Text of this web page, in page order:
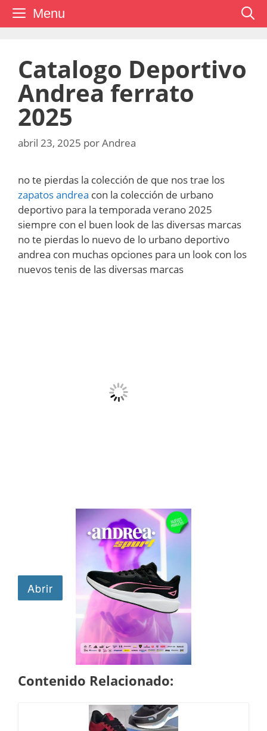
Saltar Menu
Catalogo Deportivo
Andrea ferrato
2025
abril 23, 2025 porAndrea
no te pierdas la colección de que nos trae los
zapatos andrea con la colección de urbano
deportivo para la temporada verano 2025
siempre con el buen look de las diversas marcas
no te pierdas lo nuevo de lo urbano deportivo
andrea con muchas opciones para un look con los
nuevos tenis de las diversas marcas
Contenido Relacionado: